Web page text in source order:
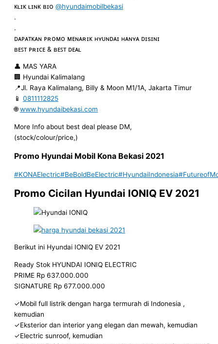
ᴋʟɪᴋ ʟɪɴᴋ ʙɪᴏ@hyundaimobilbekasi
.
.
ᴅᴀᴘᴀᴛᴋᴀɴ ᴘʀᴏᴍᴏ ᴍᴇɴᴀʀɪᴋ ʜʏᴜɴᴅᴀɪ ʜᴀɴʏᴀ ᴅɪsɪɴɪ
ʙᴇꜱᴛ ᴘʀɪᴄᴇ & ʙᴇꜱᴛ ᴅᴇᴀʟ
👤 MAS YARA
🏢 Hyundai Kalimalang
📍Jl. Raya Kalimalang, Billy & Moon M1/1A, Jakarta Timur
📱0811112825
🌐www.hyundaibekasi.com
More Info about best deal please DM,
(stock/colour/price,)
Promo Hyundai Mobil Kona Bekasi 2021
#KONAElectric#BeBoldBeElectric#HyundaiIndonesia
Promo Cicilan Hyundai IONIQ EV 2021
Berikut ini Hyundai IONIQ EV 2021
Ready Stok HYUNDAI IONIQ ELECTRIC
PRIME Rp 637.000.000
SIGNATURE Rp 677.000.000
✓Mobil full listrik dengan harga termurah di Indonesia ,
kemudian
✓Eksterior dan interior yang elegan dan mewah, kemudian
✓Electric sunroof, kemudian